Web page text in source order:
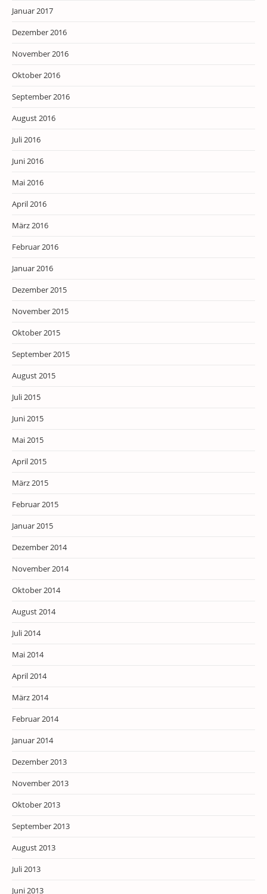
Januar 2017
Dezember 2016
November 2016
Oktober 2016
September 2016
August 2016
Juli 2016
Juni 2016
Mai 2016
April 2016
März 2016
Februar 2016
Januar 2016
Dezember 2015
November 2015
Oktober 2015
September 2015
August 2015
Juli 2015
Juni 2015
Mai 2015
April 2015
März 2015
Februar 2015
Januar 2015
Dezember 2014
November 2014
Oktober 2014
August 2014
Juli 2014
Mai 2014
April 2014
März 2014
Februar 2014
Januar 2014
Dezember 2013
November 2013
Oktober 2013
September 2013
August 2013
Juli 2013
Juni 2013